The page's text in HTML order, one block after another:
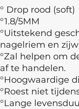
° Drop rood (soft)
°1.8/5MM
°Uitstekend
nagelriem en
°Zal helpen om
af te handelen.
°Hoogwaardige
°Roest niet
°Lange